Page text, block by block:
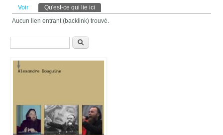
Onglets principaux
Voir Qu'est-ce qui lie ici
Aucun lien entrant (backlink) trouvé.
Formulaire de recherche